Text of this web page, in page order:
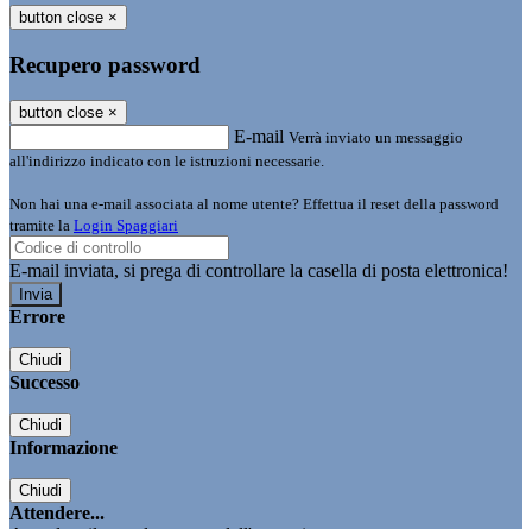
button close ×
Recupero password
button close ×
E-mail Verrà inviato un messaggio
all'indirizzo indicato con le istruzioni necessarie.
Non hai una e-mail associata al nome utente? Effettua il reset della password
tramite la Login Spaggiari
E-mail inviata, si prega di controllare la casella di posta elettronica!
Errore
Chiudi
Successo
Chiudi
Informazione
Chiudi
Attendere...